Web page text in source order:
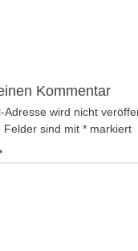
Kommentar
Adresse wird nicht
Felder sind mit * markiert